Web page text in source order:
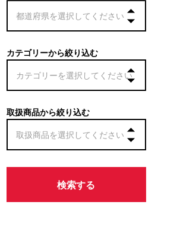
カテゴリーから絞り込む
取扱商品から絞り込む